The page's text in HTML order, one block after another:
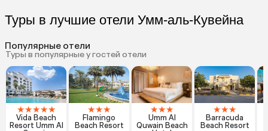
Туры в лучшие отели Умм-аль-Кувейна
Популярные отели
Туры в популярные у гостей отели
★★★★★
Vida Beach
Resort Umm Al
★★★
Flamingo
Beach Resort
★★★
Umm Al
Quwain Beach
★★★
Barracuda
Beach Resort